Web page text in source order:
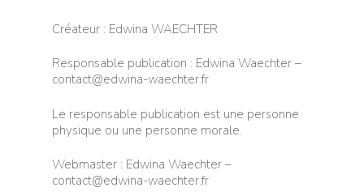
Créateur : Edwina WAECHTER
Responsable publication : Edwina Waechter –
contact@edwina-waechter.fr
Le responsable publication est une personne
physique ou une personne morale.
Webmaster : Edwina Waechter –
contact@edwina-waechter.fr